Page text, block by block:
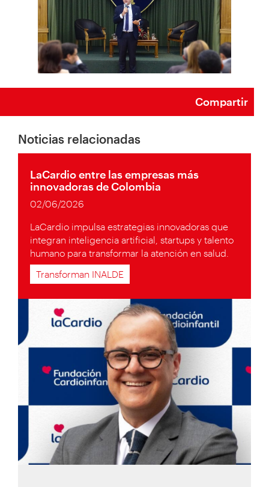
Compartir
Noticias relacionadas
LaCardio entre las empresas más
innovadoras de Colombia
02/06/2026
LaCardio impulsa estrategias innovadoras que
integran inteligencia artificial, startups y talento
humano para transformar la atención en salud.
Transforman INALDE